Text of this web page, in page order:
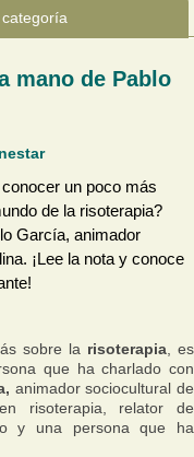
mano de Pablo
un poco más
de la risoterapia?
García, animador
¡Lee la nota y conoce
sobre la risoterapia , es
que ha charlado con
animador sociocultural de
risoterapia, relator de
y una persona que ha